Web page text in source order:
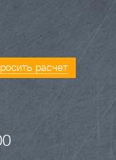
расчет